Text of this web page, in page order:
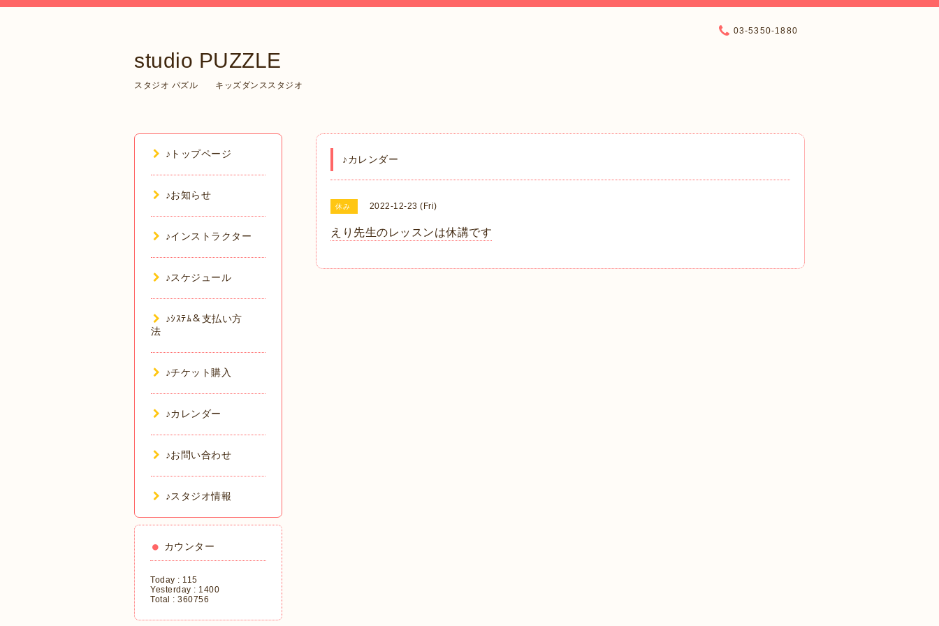
studio PUZZLE
スタジオ パズル キッズダンススタジオ
03-5350-1880
♪カレンダー
休み 2022-12-23 (Fri)
えり先生のレッスンは休講です
♪トップページ
♪お知らせ
♪インストラクター
♪スケジュール
♪ｼｽﾃﾑ＆支払い方
法
♪チケット購入
♪カレンダー
♪お問い合わせ
♪スタジオ情報
カウンター
Today : 115
Yesterday : 1400
Total : 360756